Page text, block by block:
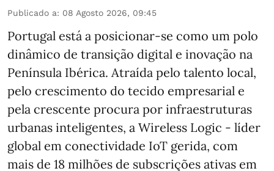
Publicado a: 08 Agosto 2026, 09:45
Portugal está a posicionar-se como um polo
dinâmico de transição digital e inovação na
Península Ibérica. Atraída pelo talento local,
pelo crescimento do tecido empresarial e
pela crescente procura por infraestruturas
urbanas inteligentes, a Wireless Logic - líder
global em conectividade IoT gerida, com
mais de 18 milhões de subscrições ativas em